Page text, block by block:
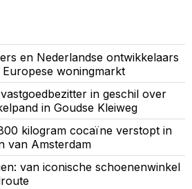
en Nederlandse ontwikkelaars
woningmarkt
in geschil over
in Goudse Kleiweg
kilogram cocaïne verstopt in
van Amsterdam
van iconische schoenenwinkel